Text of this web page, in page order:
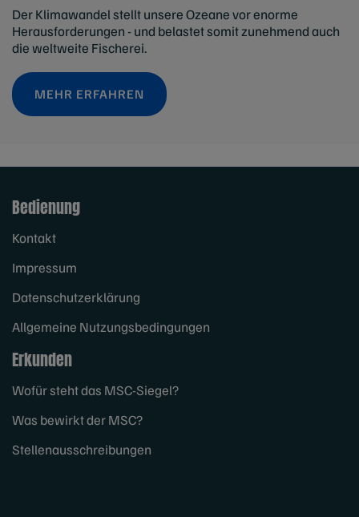
Der Klimawandel stellt unsere Ozeane vor enorme
Herausforderungen - und belastet somit zunehmend auch
die weltweite Fischerei.
MEHR ERFAHREN
Bedienung
Kontakt
Impressum
Datenschutzerklärung
Allgemeine Nutzungsbedingungen
Erkunden
Wofür steht das MSC-Siegel?
Was bewirkt der MSC?
Stellenausschreibungen